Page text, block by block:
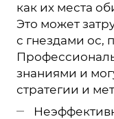
как их места
Это может
с гнездами ос,
знаниями и
стратегии и